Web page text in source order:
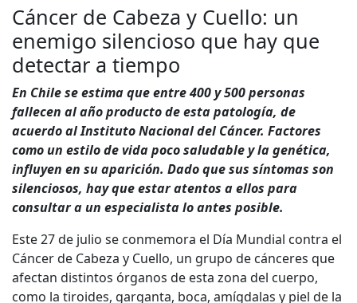
Cáncer de Cabeza y Cuello: un
enemigo silencioso que hay que
detectar a tiempo
En Chile se estima que entre 400 y 500 personas
fallecen al año producto de esta patología, de
acuerdo al Instituto Nacional del Cáncer. Factores
como un estilo de vida poco saludable y la genética,
influyen en su aparición. Dado que sus síntomas son
silenciosos, hay que estar atentos a ellos para
consultar a un especialista lo antes posible.
Este 27 de julio se conmemora el Día Mundial contra el
Cáncer de Cabeza y Cuello, un grupo de cánceres que
afectan distintos órganos de esta zona del cuerpo,
como la tiroides, garganta, boca, amígdalas y piel de la